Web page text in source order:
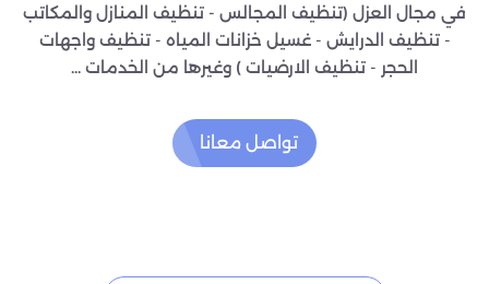
في مجال العزل (تنظيف المجالس - تنظيف المنازل والمكاتب
- تنظيف الدرايش - غسيل خزانات المياه - تنظيف واجهات
الحجر - تنظيف الارضيات ) وغيرها من الخدمات ...
تواصل معانا